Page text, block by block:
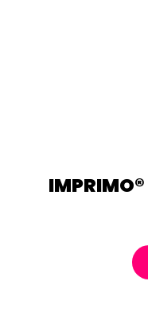
IMPRIMO®